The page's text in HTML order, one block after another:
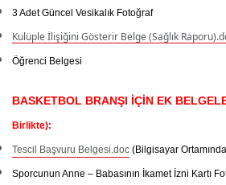
3 Adet Güncel Vesikalık Fotoğraf
Kulüple İlişiğini Gösterir Belge (Sağlık
Öğrenci Belgesi
BASKETBOL BRANŞI İÇİN EK
Birlikte):
Tescil Başvuru Belgesi.doc (Bilgisayar
Sporcunun Anne – Babasının İkamet İzni Kartı